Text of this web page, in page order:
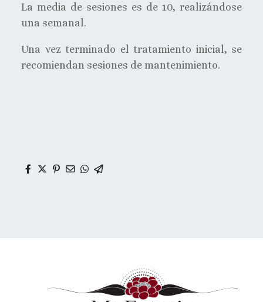
La media de sesiones es de 10, realizándose
una semanal.
Una vez terminado el tratamiento inicial, se
recomiendan sesiones de mantenimiento.